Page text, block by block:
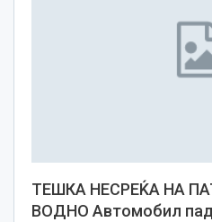
ТЕШКА НЕСРЕЌА НА
ВОДНО Автомобил